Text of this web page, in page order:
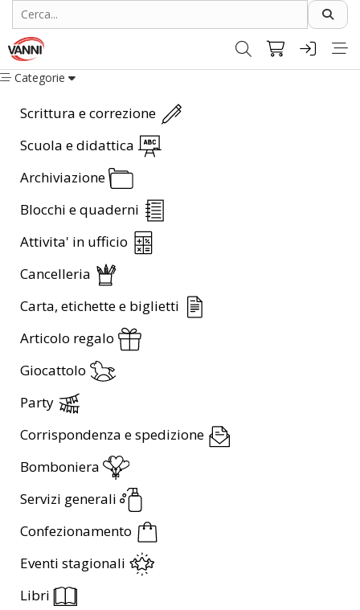
Categorie
Scrittura e correzione
Scuola e didattica
Archiviazione
Blocchi e quaderni
Attivita' in ufficio
Cancelleria
Carta, etichette e biglietti
Articolo regalo
Giocattolo
Party
Corrispondenza e spedizione
Bomboniera
Servizi generali
Confezionamento
Eventi stagionali
Libri